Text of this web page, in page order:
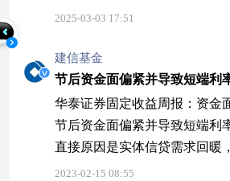
2025-03-03 17:51
建信基金
节后资金面偏紧并导致短端利
华泰证券固定收益周报：资金
节后资金面偏紧并导致短端利
直接原因是实体信贷需求回暖
资金分层加剧。而主导资金面
2023-02-15 08:55